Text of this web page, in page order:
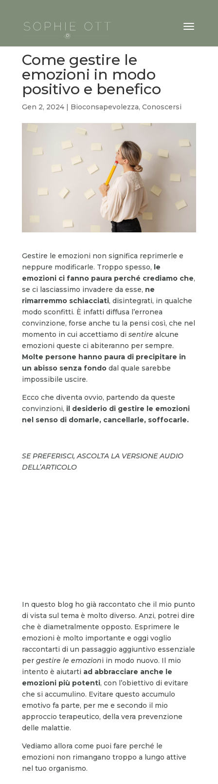
Come gestire le
emozioni in modo
positivo e benefico
Gen 2, 2024| Bioconsapevolezza, Conoscersi
Gestire le emozioni non significa reprimerle e
neppure modificarle. Troppo spesso, le
emozioni ci fanno paura perché crediamo che,
se ci lasciassimo invadere da esse, ne
rimarremmo schiacciati, disintegrati, in qualche
modo sconfitti. È infatti diffusa l’erronea
convinzione, forse anche tu la pensi così, che nel
momento in cui accettiamo di sentire alcune
emozioni queste ci abiteranno per sempre.
Molte persone hanno paura di precipitare in
un abisso senza fondodal quale sarebbe
impossibile uscire.
Ecco che diventa ovvio, partendo da queste
convinzioni, il desiderio di gestire le emozioni
nel senso di domarle, cancellarle, soffocarle.
SE PREFERISCI, ASCOLTA LA VERSIONE AUDIO
DELL’ARTICOLO
In questo blog ho già raccontato che il mio punto
di vista sul tema è molto diverso. Anzi, potrei dire
che è diametralmente opposto. Esprimere le
emozioni è molto importante e oggi voglio
raccontarti di un passaggio aggiuntivo essenziale
per gestire le emozioni in modo nuovo. Il mio
intento è aiutarti ad abbracciare anche le
emozioni più potenti, con l’obiettivo di evitare
che si accumulino. Evitare questo accumulo
emotivo fa parte, per me e secondo il mio
approccio terapeutico, della vera prevenzione
delle malattie.
Vediamo allora come puoi fare perché le
emozioni non rimangano troppo a lungo attive
nel tuo organismo.